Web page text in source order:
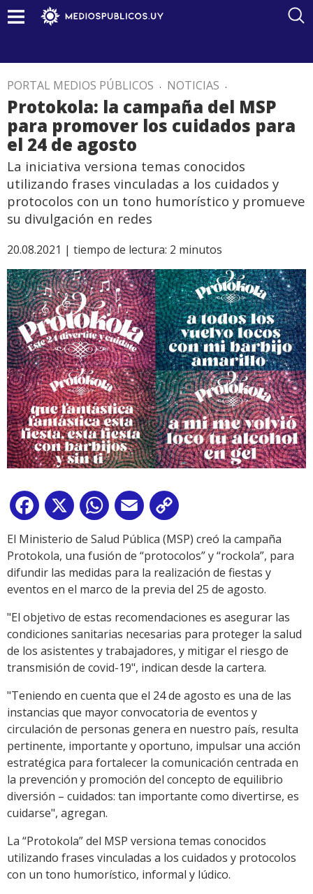
PORTAL MEDIOS PÚBLICOS . NOTICIAS .
Protokola: la campaña del MSP
para promover los cuidados para
el 24 de agosto
La iniciativa versiona temas conocidos
utilizando frases vinculadas a los cuidados y
protocolos con un tono humorístico y promueve
su divulgación en redes
20.08.2021 | tiempo de lectura: 2 minutos
Facebook
X WhatsApp
Email
Link
El Ministerio de Salud Pública (MSP) creó la campaña
Protokola, una fusión de “protocolos” y “rockola”, para
difundir las medidas para la realización de fiestas y
eventos en el marco de la previa del 25 de agosto.
"El objetivo de estas recomendaciones es asegurar las
condiciones sanitarias necesarias para proteger la salud
de los asistentes y trabajadores, y mitigar el riesgo de
transmisión de covid-19", indican desde la cartera.
"Teniendo en cuenta que el 24 de agosto es una de las
instancias que mayor convocatoria de eventos y
circulación de personas genera en nuestro país, resulta
pertinente, importante y oportuno, impulsar una acción
estratégica para fortalecer la comunicación centrada en
la prevención y promoción del concepto de equilibrio
diversión – cuidados: tan importante como divertirse, es
cuidarse", agregan.
La “Protokola” del MSP versiona temas conocidos
utilizando frases vinculadas a los cuidados y protocolos
con un tono humorístico, informal y lúdico.